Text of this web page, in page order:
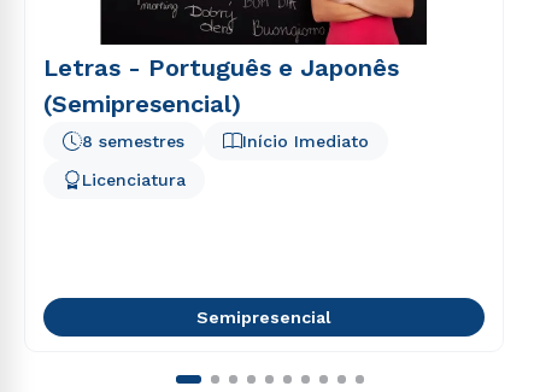
Letras - Português e Japonês
(Semipresencial)
Início Imediato
8 semestres
Licenciatura
Semipresencial